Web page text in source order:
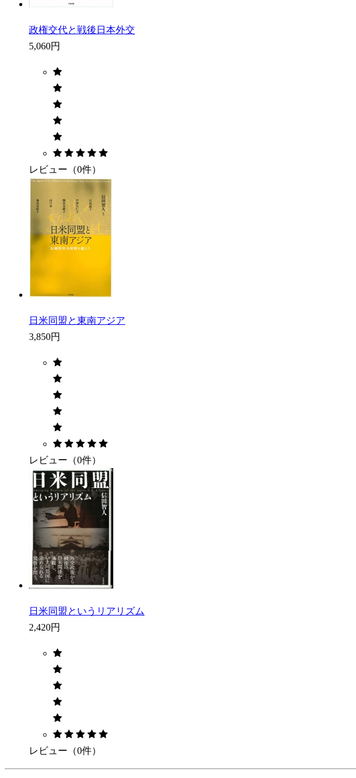
政権交代と戦後日本外交
5,060円
レビュー（0件）
日米同盟と東南アジア
3,850円
レビュー（0件）
日米同盟というリアリズム
2,420円
レビュー（0件）